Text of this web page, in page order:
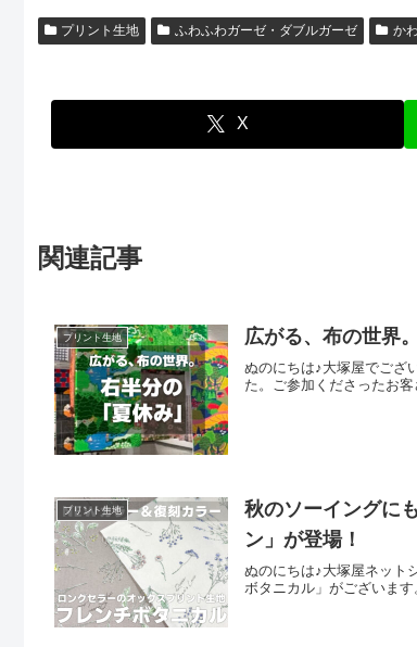
プリント生地 ふわふわガーゼ・ダブルガーゼ か
X
関連記事
プリント生地 広がる、布の世界
ぬのにちは♪大塚屋でござ
た。ご参加くださったお
プリント生地
秋のソーイングに
ン」が登場！
ぬのにちは♪大塚屋ネット
ボタニカル」がございま